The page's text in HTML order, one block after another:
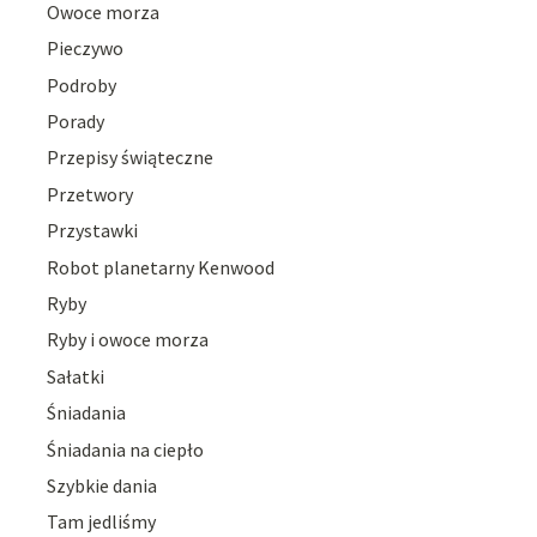
Owoce morza
Pieczywo
Podroby
Porady
Przepisy świąteczne
Przetwory
Przystawki
Robot planetarny Kenwood
Ryby
Ryby i owoce morza
Sałatki
Śniadania
Śniadania na ciepło
Szybkie dania
Tam jedliśmy